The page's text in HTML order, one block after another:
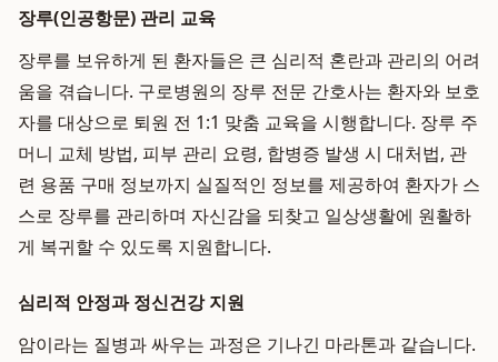
장루(인공항문) 관리 교육
장루를 보유하게 된 환자들은 큰 심리적 혼란과 관리의 어려
움을 겪습니다. 구로병원의 장루 전문 간호사는 환자와 보호
자를 대상으로 퇴원 전 1:1 맞춤 교육을 시행합니다. 장루 주
머니 교체 방법, 피부 관리 요령, 합병증 발생 시 대처법, 관
련 용품 구매 정보까지 실질적인 정보를 제공하여 환자가 스
스로 장루를 관리하며 자신감을 되찾고 일상생활에 원활하
게 복귀할 수 있도록 지원합니다.
심리적 안정과 정신건강 지원
암이라는 질병과 싸우는 과정은 기나긴 마라톤과 같습니다.